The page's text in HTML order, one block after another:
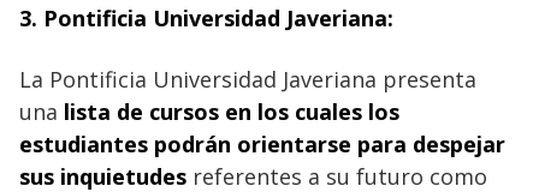
3. Pontificia Universidad Javeriana:
La Pontificia Universidad Javeriana presenta
una lista de cursos en los cuales los
estudiantes podrán orientarse para despejar
sus inquietudes referentes a su futuro como